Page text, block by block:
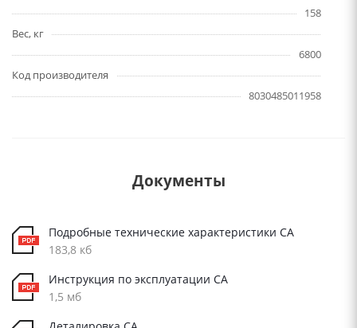
158
Вес, кг
6800
Код производителя
8030485011958
Документы
Подробные технические характеристики CA
183,8 кб
Инструкция по эксплуатации CA
1,5 мб